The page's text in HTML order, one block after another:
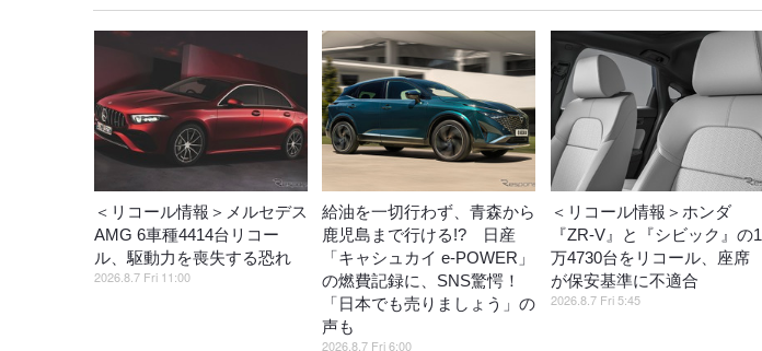
＜リコール情報＞メルセデス
AMG 6車種4414台リコー
ル、駆動力を喪失する恐れ
2026.8.7 Fri 11:00
給油を一切行わず、青森から
鹿児島まで行ける!? 日産
「キャシュカイ e-POWER」
の燃費記録に、SNS驚愕！
「日本でも売りましょう」の
声も
2026.8.7 Fri 6:00
＜リコール情報＞ホンダ
『ZR-V』と『シビック』の1
万4730台をリコール、座席
が保安基準に不適合
2026.8.7 Fri 5:45